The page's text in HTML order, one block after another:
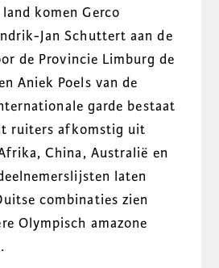
komen Gerco
Jan Schuttert aan de
de Provincie Limburg de
Aniek Poels van de
garde bestaat
ruiters afkomstig uit
China, Australië en
laten
combinaties zien
Olympisch amazone